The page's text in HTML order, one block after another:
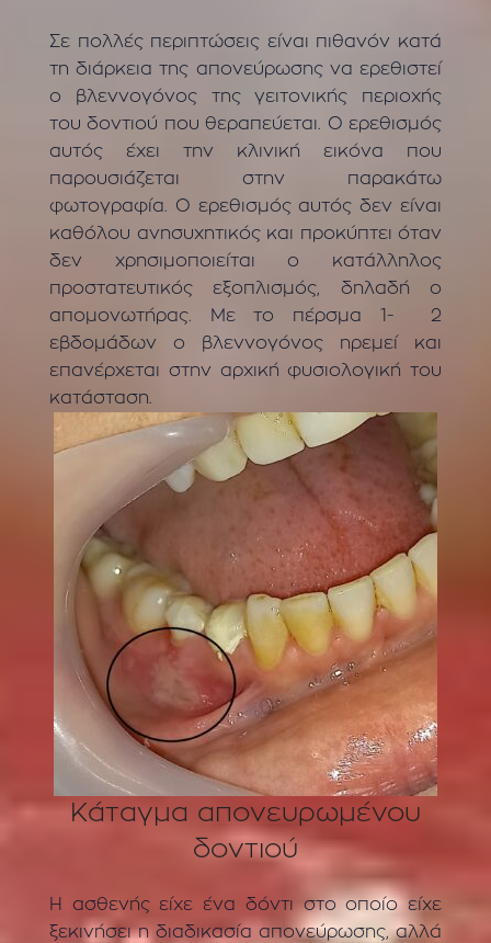
Σε πολλές περιπτώσεις είναι πιθανόν κατά
τη διάρκεια της απονεύρωσης να ερεθιστεί
ο βλεννογόνος της γειτονικής περιοχής
του δοντιού που θεραπεύεται. Ο ερεθισμός
αυτός έχει την κλινική εικόνα που
παρουσιάζεται στην παρακάτω
φωτογραφία. Ο ερεθισμός αυτός δεν είναι
καθόλου ανησυχητικός και προκύπτει όταν
δεν χρησιμοποιείται ο κατάλληλος
προστατευτικός εξοπλισμός, δηλαδή ο
απομονωτήρας. Με το πέρσμα 1- 2
εβδομάδων ο βλεννογόνος ηρεμεί και
επανέρχεται στην αρχική φυσιολογική του
κατάσταση.
Κάταγμα απονευρωμένου
δοντιού
Η ασθενής είχε ένα δόντι στο οποίο είχε
ξεκινήσει η διαδικασία απονεύρωσης, αλλά